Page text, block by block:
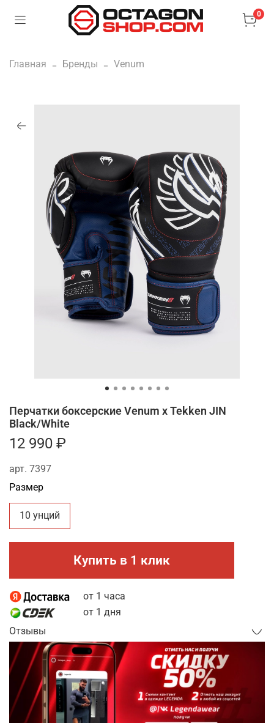
0
Главная Бренды Venum
арт. 7397
Перчатки боксерские Venum x Tekken JIN
Black/White
12 990 ₽
Купить в 1 клик
от 1 часа
от 1 дня
Размер
10 унций
Отзывы